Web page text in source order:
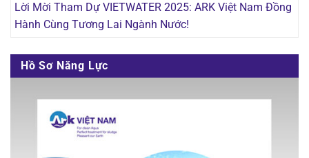
Lời Mời Tham Dự VIETWATER 2025: ARK Việt Nam Đồng
Hành Cùng Tương Lai Ngành Nước!
Hồ Sơ Năng Lực